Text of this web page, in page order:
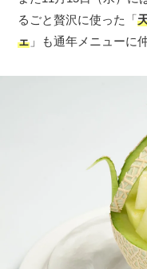
るごと贅沢に使った「
ェ 」も通年メニューに